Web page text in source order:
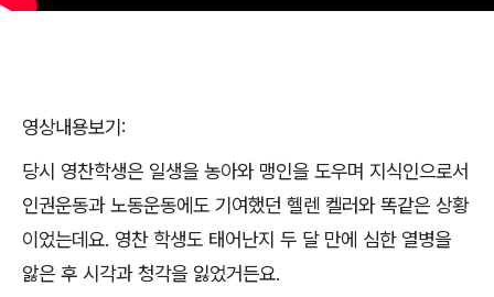
영상내용보기:
당시 영찬학생은 일생을 농아와 맹인을 도우며 지식인으로서
인권운동과 노동운동에도 기여했던 헬렌 켈러와 똑같은 상황
이었는데요. 영찬 학생도 태어난지 두 달 만에 심한 열병을
앓은 후 시각과 청각을 잃었거든요.